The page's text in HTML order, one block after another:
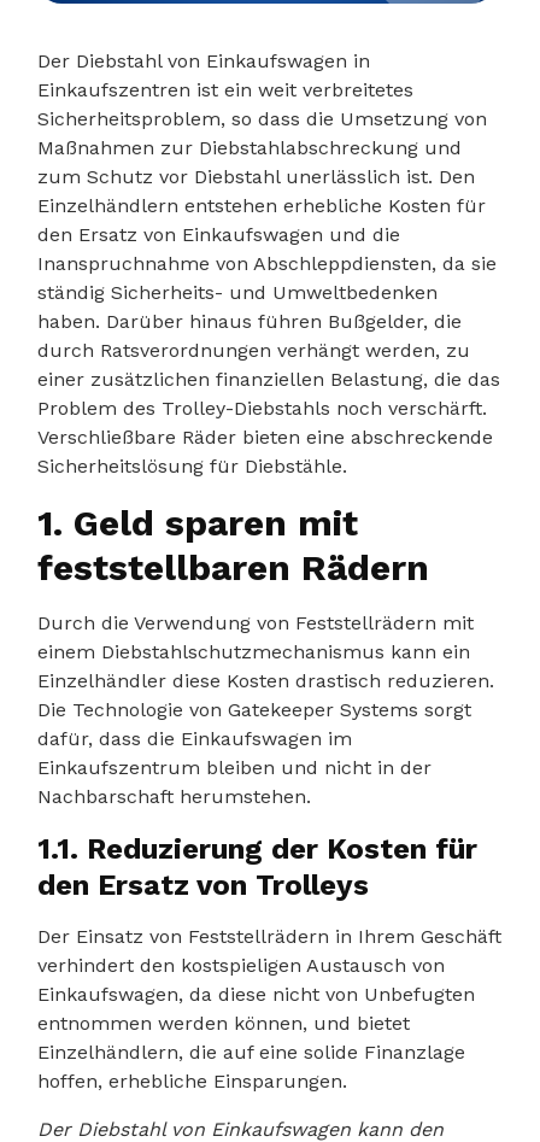
Der Diebstahl von Einkaufswagen in
Einkaufszentren ist ein weit verbreitetes
Sicherheitsproblem, so dass die Umsetzung von
Maßnahmen zur Diebstahlabschreckung und
zum Schutz vor Diebstahl unerlässlich ist. Den
Einzelhändlern entstehen erhebliche Kosten für
den Ersatz von Einkaufswagen und die
Inanspruchnahme von Abschleppdiensten, da sie
ständig Sicherheits- und Umweltbedenken
haben. Darüber hinaus führen Bußgelder, die
durch Ratsverordnungen verhängt werden, zu
einer zusätzlichen finanziellen Belastung, die das
Problem des Trolley-Diebstahls noch verschärft.
Verschließbare Räder bieten eine abschreckende
Sicherheitslösung für Diebstähle.
1. Geld sparen mit
feststellbaren Rädern
Durch die Verwendung von Feststellrädern mit
einem Diebstahlschutzmechanismus kann ein
Einzelhändler diese Kosten drastisch reduzieren.
Die Technologie von Gatekeeper Systems sorgt
dafür, dass die Einkaufswagen im
Einkaufszentrum bleiben und nicht in der
Nachbarschaft herumstehen.
1.1. Reduzierung der Kosten für
den Ersatz von Trolleys
Der Einsatz von Feststellrädern in Ihrem Geschäft
verhindert den kostspieligen Austausch von
Einkaufswagen, da diese nicht von Unbefugten
entnommen werden können, und bietet
Einzelhändlern, die auf eine solide Finanzlage
hoffen, erhebliche Einsparungen.
Der Diebstahl von Einkaufswagen kann den